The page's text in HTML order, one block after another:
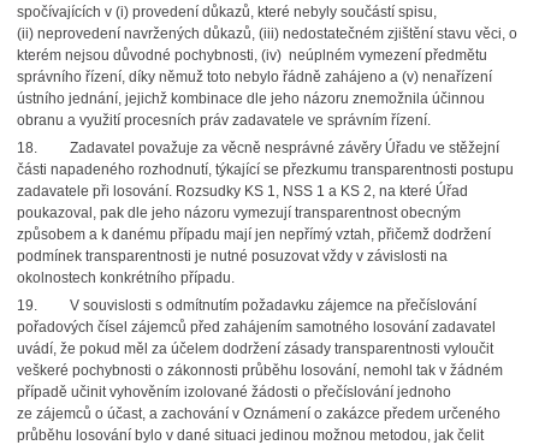
spočívajících v (i) provedení důkazů, které nebyly součástí spisu,
(ii) neprovedení navržených důkazů, (iii) nedostatečném zjištění stavu věci, o
kterém nejsou důvodné pochybnosti, (iv) neúplném vymezení předmětu
správního řízení, díky němuž toto nebylo řádně zahájeno a (v) nenařízení
ústního jednání, jejichž kombinace dle jeho názoru znemožnila účinnou
obranu a využití procesních práv zadavatele ve správním řízení.
18.
Zadavatel považuje za věcně nesprávné závěry Úřadu ve stěžejní
části napadeného rozhodnutí, týkající se přezkumu transparentnosti postupu
zadavatele při losování. Rozsudky KS 1, NSS 1 a KS 2, na které Úřad
poukazoval, pak dle jeho názoru vymezují transparentnost obecným
způsobem a k danému případu mají jen nepřímý vztah, přičemž dodržení
podmínek transparentnosti je nutné posuzovat vždy v závislosti na
okolnostech konkrétního případu.
19.
V souvislosti s odmítnutím požadavku zájemce na přečíslování
pořadových čísel zájemců před zahájením samotného losování zadavatel
uvádí, že pokud měl za účelem dodržení zásady transparentnosti vyloučit
veškeré pochybnosti o zákonnosti průběhu losování, nemohl tak v žádném
případě učinit vyhověním izolované žádosti o přečíslování jednoho
ze zájemců o účast, a zachování v Oznámení o zakázce předem určeného
průběhu losování bylo v dané situaci jedinou možnou metodou, jak čelit